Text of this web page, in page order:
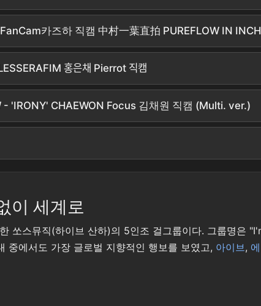
카즈하 직캠 中村一葉直拍 PUREFLOW IN
홍은채 Pierrot 직캠
'IRONY' CHAEWON Focus 김채원 직캠 (Multi. ver.)
이 세계로
쏘스뮤직(하이브 산하)의 5인조 걸그룹이다. 그룹명은
중에서도 가장 글로벌 지향적인 행보를 보였고, 아이브,